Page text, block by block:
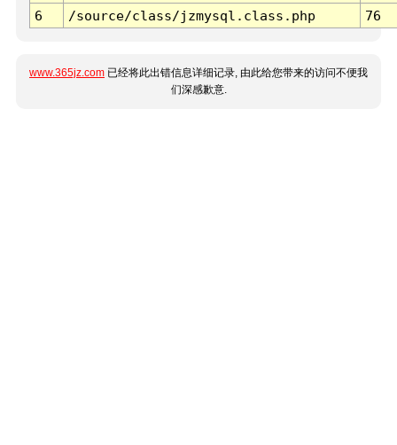
6
/source/class/jzmysql.class.php 76
www.365jz.com 已经将此出错信息详细记录, 由此给您带来的访问不便我
们深感歉意.